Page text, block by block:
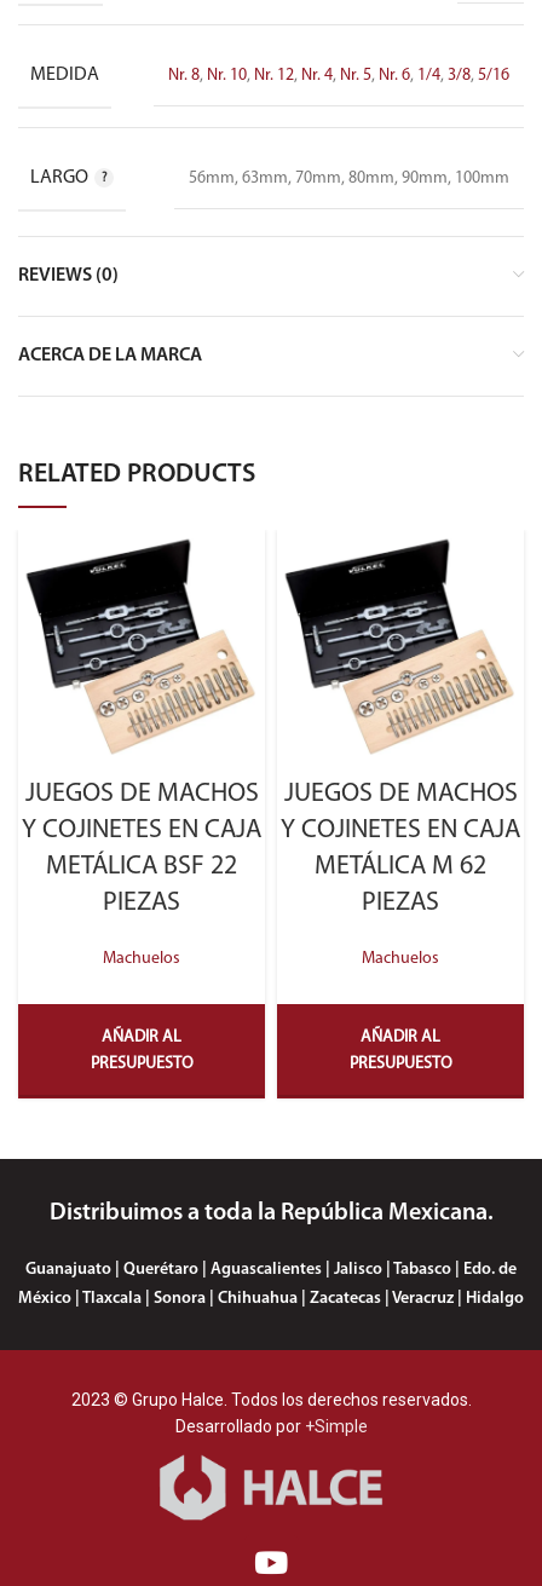
MEDIDA Nr. 8, Nr. 10, Nr. 12, Nr. 4, Nr. 5, Nr. 6, 1/4, 3/8, 5/16
LARGO 56mm, 63mm, 70mm, 80mm, 90mm, 100mm
REVIEWS (0)
ACERCA DE LA MARCA
RELATED PRODUCTS
JUEGOS DE MACHOS
Y COJINETES EN CAJA
METÁLICA BSF 22
PIEZAS
Machuelos
AÑADIR AL
PRESUPUESTO
JUEGOS DE MACHOS
Y COJINETES EN CAJA
METÁLICA M 62
PIEZAS
Machuelos
AÑADIR AL
PRESUPUESTO
Distribuimos a toda la República Mexicana.
Guanajuato | Querétaro | Aguascalientes | Jalisco | Tabasco | Edo. de
México | Tlaxcala | Sonora | Chihuahua | Zacatecas | Veracruz | Hidalgo
2023 © Grupo Halce. Todos los derechos reservados.
Desarrollado por +Simple